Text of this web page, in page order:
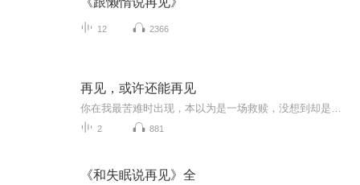
12 2366
再见，或许还能再见
2 881
《和失眠说再见》全